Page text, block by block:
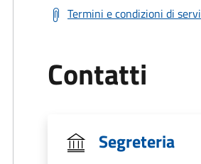
Termini e condizioni di
Contatti
Segreteria